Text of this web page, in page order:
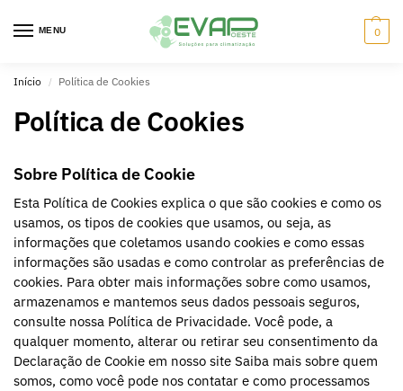
MENU 0
Início / Política de Cookies
Política de Cookies
Sobre Política de Cookie
Esta Política de Cookies explica o que são cookies e como os
usamos, os tipos de cookies que usamos, ou seja, as
informações que coletamos usando cookies e como essas
informações são usadas e como controlar as preferências de
cookies. Para obter mais informações sobre como usamos,
armazenamos e mantemos seus dados pessoais seguros,
consulte nossa Política de Privacidade. Você pode, a
qualquer momento, alterar ou retirar seu consentimento da
Declaração de Cookie em nosso site Saiba mais sobre quem
somos, como você pode nos contatar e como processamos